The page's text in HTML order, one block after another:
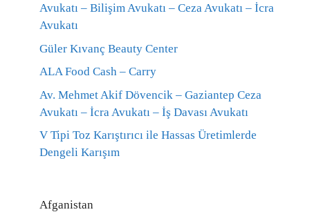
Avukatı – Bilişim Avukatı – Ceza Avukatı – İcra
Avukatı
Güler Kıvanç Beauty Center
ALA Food Cash – Carry
Av. Mehmet Akif Dövencik – Gaziantep Ceza
Avukatı – İcra Avukatı – İş Davası Avukatı
V Tipi Toz Karıştırıcı ile Hassas Üretimlerde
Dengeli Karışım
Afganistan